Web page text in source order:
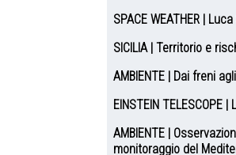
SPACE WEATHER |
SICILIA | Territorio e
AMBIENTE | Dai freni
EINSTEIN
AMBIENTE |
monitoraggio del